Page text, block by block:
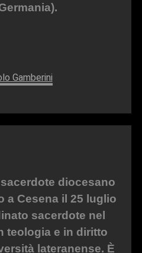
Gamberini
diocesano
a Cesena il 25 luglio
sacerdote nel
teologia e in diritto
lateranense. È